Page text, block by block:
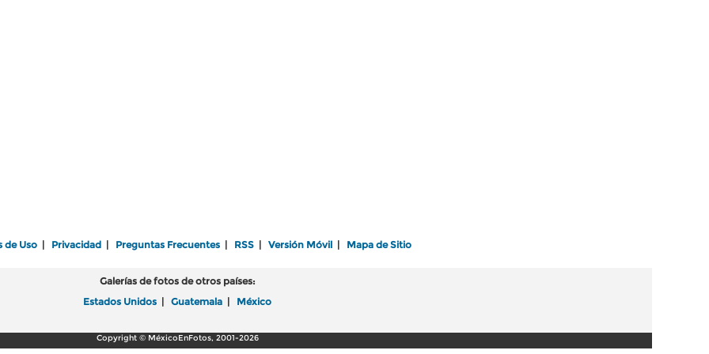
de Uso Privacidad Preguntas Frecuentes RSS Versión Móvil Mapa de Sitio
Galerías de fotos de otros países:
Estados Unidos
Guatemala México
Copyright © MéxicoEnFotos, 2001-2026